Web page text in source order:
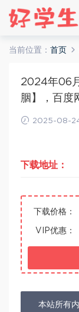
当前位置： 首页
2024年06
胭】，百度
2025-08-
下载地址：
下载价格：
VIP优惠：
本站所有